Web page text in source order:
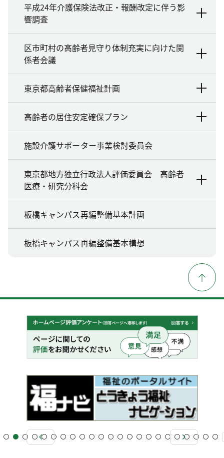
平成24年介護保険法改正・報酬改定に伴う影
響調査
区市町村の高齢者見守り体制充実に向けた関
係者会議
東京都高齢者保健福祉計画
高齢者の居住安定確保プラン
施設介護サポーター事業検討委員会
東京都地方独立行政法人評価委員会 高齢者
医療・研究分科会
板橋キャンパス再編整備基本計画
板橋キャンパス再編整備基本構想